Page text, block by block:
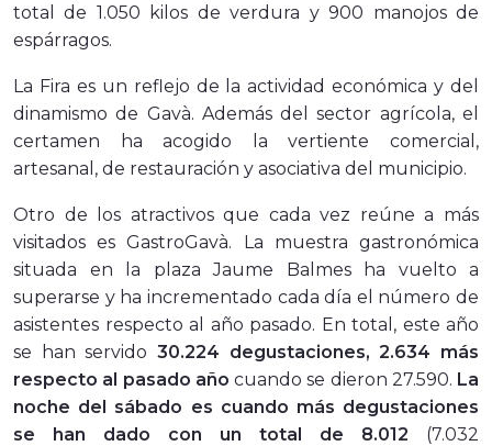
total de 1.050 kilos de verdura y 900 manojos de
espárragos.
La Fira es un reflejo de la actividad económica y del
dinamismo de Gavà. Además del sector agrícola, el
certamen ha acogido la vertiente comercial,
artesanal, de restauración y asociativa del municipio.
Otro de los atractivos que cada vez reúne a más
visitados es GastroGavà. La muestra gastronómica
situada en la plaza Jaume Balmes ha vuelto a
superarse y ha incrementado cada día el número de
asistentes respecto al año pasado. En total, este año
se han servido 30.224 degustaciones, 2.634 más
respecto al pasado año cuando se dieron 27.590. La
noche del sábado es cuando más degustaciones
se han dado con un total de 8.012 (7.032